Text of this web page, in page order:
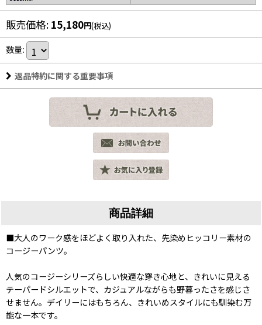
販売価格: 15,180円(税込)
数量:
返品特約に関する重要事項
商品詳細
■大人のワーク感をほどよく取り入れた、先染めヒッコリー素材の
コージーパンツ。
人気のコージーシリーズらしい快適な穿き心地と、きれいに見える
テーパードシルエットで、カジュアルながらも野暮ったさを感じさ
せません。デイリーにはもちろん、きれいめスタイルにも馴染む万
能な一本です。